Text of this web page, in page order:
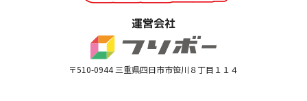
運営会社
〒510-0944 三重県四日市市笹川８丁目１１４